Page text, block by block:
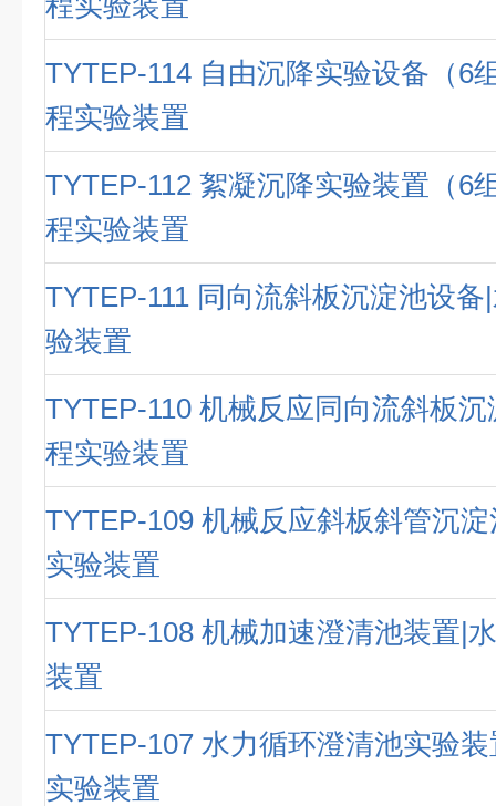
TYTEP-114 自由沉降实验设备（6
程实验装置
TYTEP-112 絮凝沉降实验装置（6
程实验装置
TYTEP-111 同向流斜板沉淀池设
验装置
TYTEP-110 机械反应同向流斜板
程实验装置
TYTEP-109 机械反应斜板斜管沉
实验装置
TYTEP-108 机械加速澄清池装置|
装置
TYTEP-107 水力循环澄清池实验
实验装置